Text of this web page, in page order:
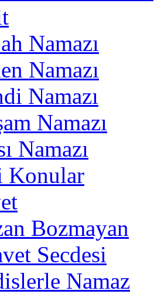
Namazı
Namazı
Namazı
Namazı
Namazı
Konular
Bozmayan
Secdesi
Namaz